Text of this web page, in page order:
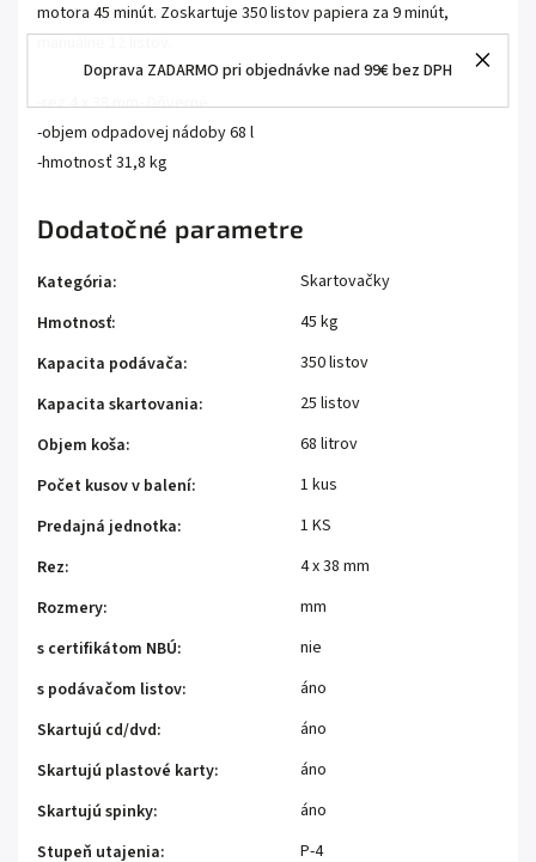
Doprava ZADARMO pri objednávke nad 99€ bez DPH
motora 45 minút. Zoskartuje 350 listov papiera za 9 minút,
-rez 4 x 38 mm- Dôverné
-objem odpadovej nádoby 68 l
-hmotnosť 31,8 kg
Dodatočné parametre
Kategória:
Skartovačky
Hmotnosť:
45 kg
Kapacita podávača:
350 listov
Kapacita skartovania:
25 listov
Objem koša:
68 litrov
Počet kusov v balení:
1 kus
Predajná jednotka:
1 KS
Rez:
4 x 38 mm
Rozmery:
mm
s certifikátom NBÚ:
nie
s podávačom listov:
áno
Skartujú cd/dvd:
áno
Skartujú plastové karty:
áno
Skartujú spinky:
áno
Stupeň utajenia:
P-4